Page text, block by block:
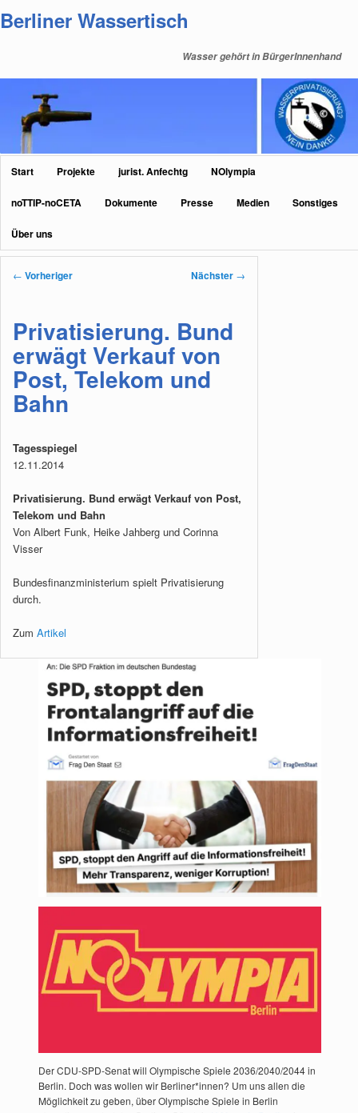
primären
Berliner Wassertisch
Wasser gehört in BürgerInnenhand
Hauptmenü
Start Projekte jurist. Anfechtg NOlympia
noTTIP-noCETA Dokumente Presse Medien Sonstiges
Über uns
Beitragsnavigation
← Vorheriger Nächster →
Privatisierung. Bund
erwägt Verkauf von
Post, Telekom und
Bahn
Tagesspiegel
12.11.2014
Privatisierung. Bund erwägt Verkauf von Post,
Telekom und Bahn
Von Albert Funk, Heike Jahberg und Corinna
Visser
Bundesfinanzministerium spielt Privatisierung
durch.
Zum Artikel
Der CDU-SPD-Senat will Olympische Spiele 2036/2040/2044 in
Berlin. Doch was wollen wir Berliner*innen? Um uns allen die
Möglichkeit zu geben, über Olympische Spiele in Berlin